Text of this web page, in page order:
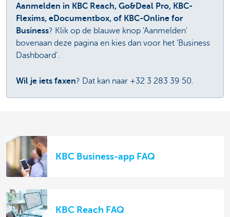
Aanmelden in KBC Reach, Go&Deal Pro, KBC-
Flexims, eDocumentbox, of KBC-Online for
Business? Klik op de blauwe knop 'Aanmelden'
bovenaan deze pagina en kies dan voor het 'Business
Dashboard'.
Wil je iets faxen? Dat kan naar +32 3 283 39 50.
KBC Business-app FAQ
KBC Reach FAQ